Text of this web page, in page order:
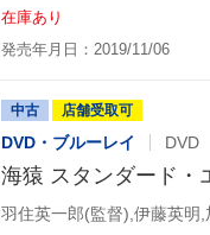
在庫あり
発売年月日：2019/11/06
中古 店舗受取可
DVD・ブルーレイ DVD
海猿 スタンダード・
羽住英一郎(監督),伊藤英明